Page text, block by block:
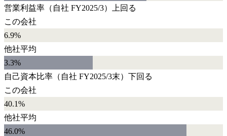
営業利益率 （自社 FY2025/3）
上回る
この会社
6.9%
他社平均
3.3%
自己資本比率 （自社 FY2025/3末） 下回る
この会社
40.1%
他社平均
46.0%